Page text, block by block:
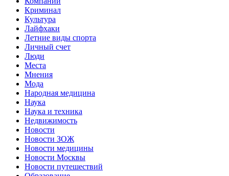
Криминал
Культура
Лайфхаки
Летние виды спорта
Личный счет
Люди
Места
Мнения
Мода
Народная медицина
Наука
Наука и техника
Недвижимость
Новости
Новости ЗОЖ
Новости медицины
Новости Москвы
Новости путешествий